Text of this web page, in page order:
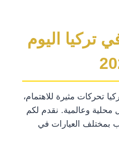
تركيا اليوم
تحركات مثيرة للاهتمام،
محلية وعالمية. نقدم لكم
بمختلف العيارات في